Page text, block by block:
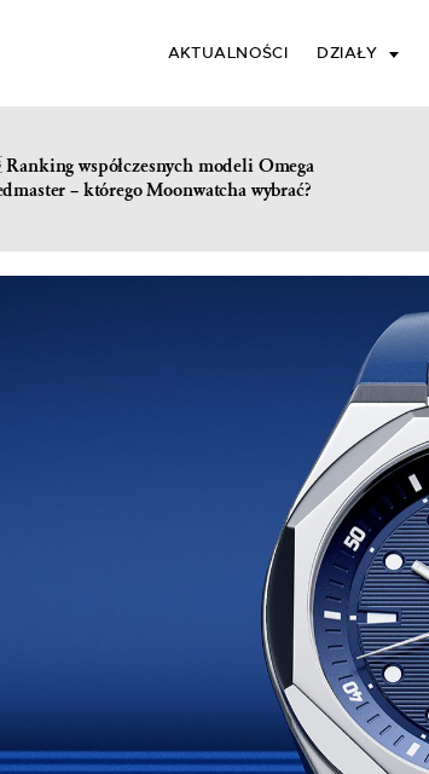
AKTUALNOŚCI DZIAŁY
Ranking współczesnych modeli Omega
– którego Moonwatcha wybrać?